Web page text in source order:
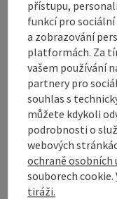
telefon
+43 7236 31542
Otevírací doba
ÚTOtevřeno v
STČTSO
na další stranu
přístupu,
funkcí pro
a zobrazování
platformách. Za
vašem používání
partnery pro
souhlas s
můžete kdykoli
podrobnosti o
webových
ochraně osobních
souborech cookie.
tiráži.